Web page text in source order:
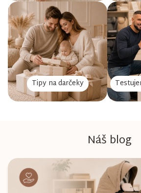
Tipy na darčeky
Náš blog